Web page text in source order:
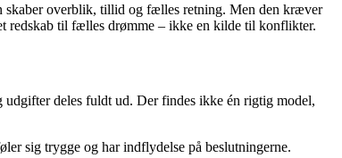
skaber overblik, tillid og fælles retning. Men den kræver
redskab til fælles drømme – ikke en kilde til konflikter.
deles fuldt ud. Der findes ikke én rigtig model,
sig trygge og har indflydelse på beslutningerne.